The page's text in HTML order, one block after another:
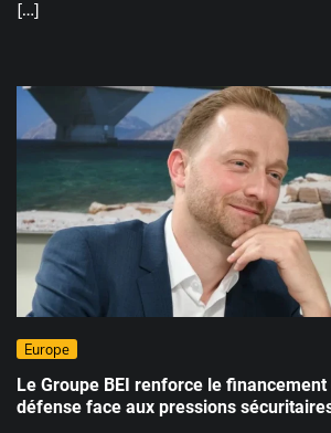
[…]
Europe
Le Groupe BEI renforce le
défense face aux pressions